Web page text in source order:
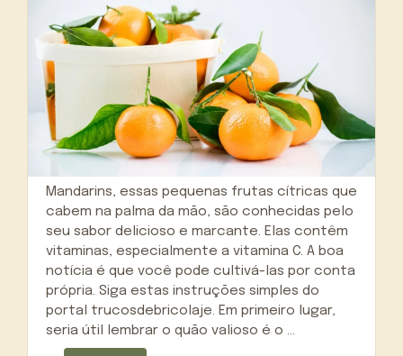
Mandarins, essas pequenas frutas cítricas que
cabem na palma da mão, são conhecidas pelo
seu sabor delicioso e marcante. Elas contêm
vitaminas, especialmente a vitamina C. A boa
notícia é que você pode cultivá-las por conta
própria. Siga estas instruções simples do
portal trucosdebricolaje. Em primeiro lugar,
seria útil lembrar o quão valioso é o …